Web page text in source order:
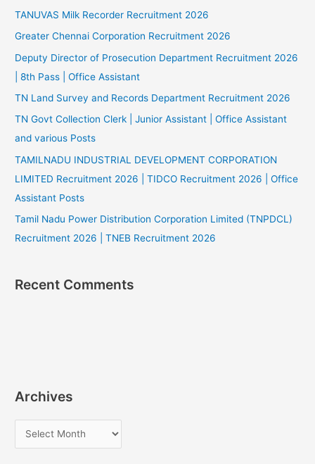
TANUVAS Milk Recorder Recruitment 2026
Greater Chennai Corporation Recruitment 2026
Deputy Director of Prosecution Department Recruitment 2026
| 8th Pass | Office Assistant
TN Land Survey and Records Department Recruitment 2026
TN Govt Collection Clerk | Junior Assistant | Office Assistant
and various Posts
TAMILNADU INDUSTRIAL DEVELOPMENT CORPORATION
LIMITED Recruitment 2026 | TIDCO Recruitment 2026 | Office
Assistant Posts
Tamil Nadu Power Distribution Corporation Limited (TNPDCL)
Recruitment 2026 | TNEB Recruitment 2026
Recent Comments
Archives
r